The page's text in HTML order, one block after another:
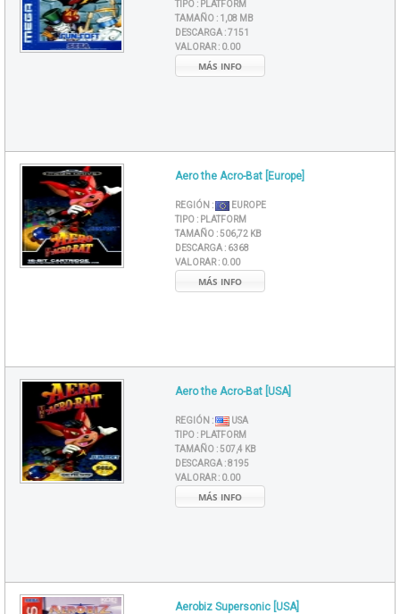
TIPO : PLATFORM
TAMAÑO : 1,08 MB
DESCARGA :7151
VALORAR : 0.00
MÁS INFO
Aero the Acro-Bat [Europe]
REGIÓN :
EUROPE
TIPO : PLATFORM
TAMAÑO :506,72 KB
DESCARGA : 6368
VALORAR : 0.00
MÁS INFO
Aero the Acro-Bat [USA]
REGIÓN :
USA
TIPO : PLATFORM
TAMAÑO :507,4 KB
DESCARGA :8195
VALORAR : 0.00
MÁS INFO
Aerobiz Supersonic [USA]